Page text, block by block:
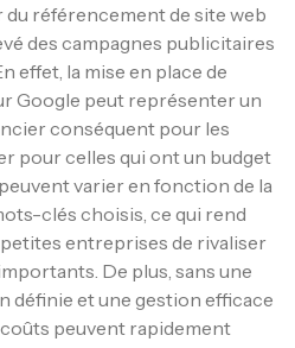
référencement de site web
des campagnes publicitaires
effet, la mise en place de
Google peut représenter un
conséquent pour les
pour celles qui ont un budget
varier en fonction de la
clés choisis, ce qui rend
entreprises de rivaliser
De plus, sans une
définie et une gestion efficace
peuvent rapidement